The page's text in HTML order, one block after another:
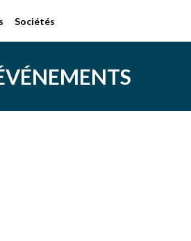
Sociétés